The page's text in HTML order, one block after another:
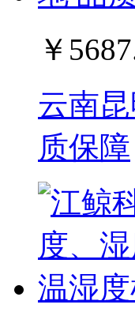
￥
云南
质保障